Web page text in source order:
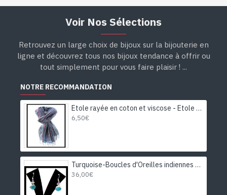
Voir Nos Sélections
Retrouvez un large choix de bijoux sur la bijouterie en
ligne et découvrez tous nos bijoux tendance à offrir ou
tout simplement pour vous faire plaisir ! ...
NOTRE RECOMMANDATION
Etole rayée en coton et viscose - Etole indienne
6,50€
Turquoise-Boucles d'Oreilles indiennes Turquoise-Bijoux Inde
36,00€